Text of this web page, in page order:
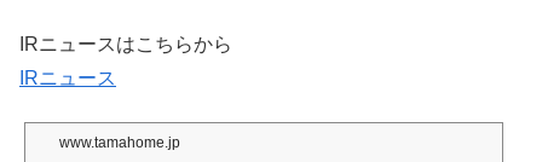
IRニュースはこちらから
IRニュース
www.tamahome.jp